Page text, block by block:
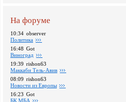
На форуме
10:34 observer
Политика
16:48 Got
Виноград
19:39 rishon63
Маккаби Тель-Авив
08:09 rishon63
Новости из Европы
16:23 Got
БК МБА